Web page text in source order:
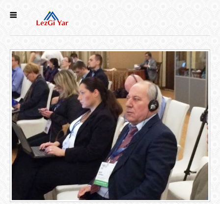
СЕЛА
ИСТОРИЯ
КУЛЬТУРА
ГОЛОС
ЛЕЗГИН